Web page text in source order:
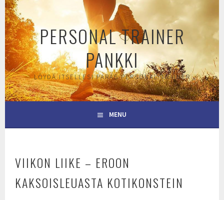
Skip
to
content
PERSONAL TRAINER
PANKKI
LÖYDÄ ITSELLESI PARAS PERSONAL TRAINER
MENU
VIIKON LIIKE – EROON
KAKSOISLEUASTA KOTIKONSTEIN